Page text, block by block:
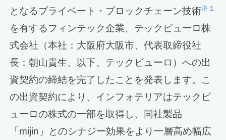
となるプライベート・ブロックチェーン技術※１
を有するフィンテック企業、テックビューロ株
式会社（本社：大阪府大阪市、代表取締役社
長：朝山貴生、以下、テックビューロ）への出
資契約の締結を完了したことを発表します。こ
の出資契約により、インフォテリアはテックビ
ューロの株式の一部を取得し、同社製品
「mijin」とのシナジー効果をより一層高め幅広